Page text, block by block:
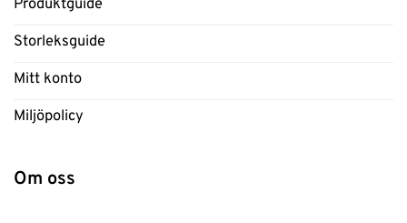
Storleksguide
Mitt konto
Miljöpolicy
Om oss